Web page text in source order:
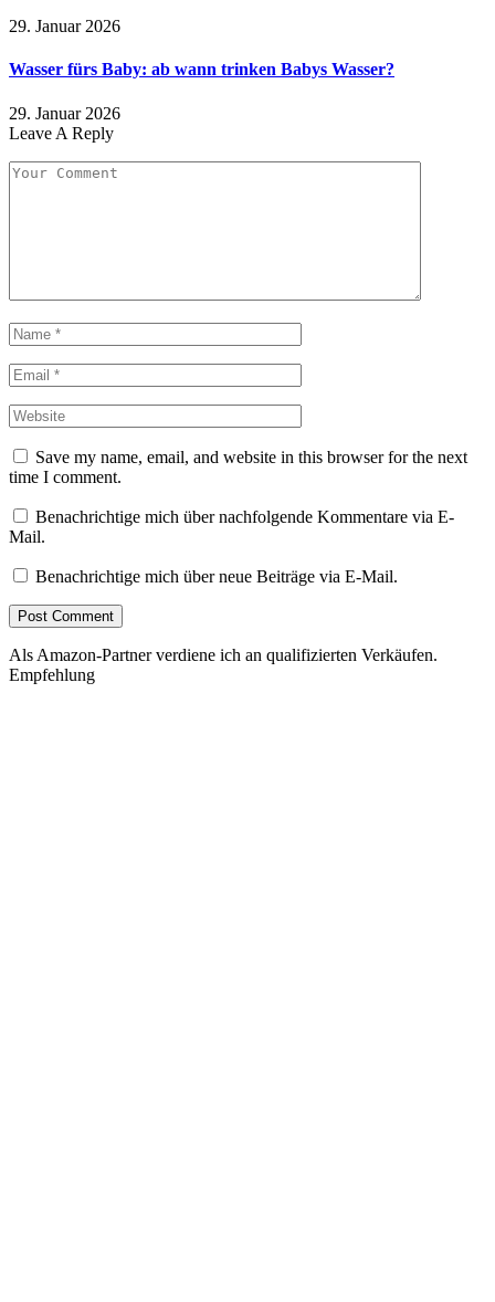
29. Januar 2026
Wasser fürs Baby: ab wann trinken Babys Wasser?
29. Januar 2026
Leave A Reply
Save my name, email, and website in this browser for the next
time I comment.
Benachrichtige mich über nachfolgende Kommentare via E-
Mail.
Benachrichtige mich über neue Beiträge via E-Mail.
Als Amazon-Partner verdiene ich an qualifizierten Verkäufen.
Empfehlung